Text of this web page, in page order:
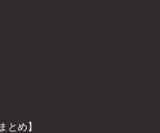
とめ】